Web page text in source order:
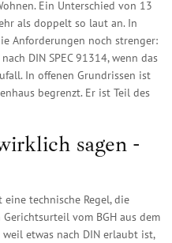
Ein Unterschied von 13
als doppelt so laut an. In
Anforderungen noch strenger:
DIN SPEC 91314, wenn das
In offenen Grundrissen ist
begrenzt. Er ist Teil des
sagen -
technische Regel, die
vom BGH aus dem
etwas nach DIN erlaubt ist,